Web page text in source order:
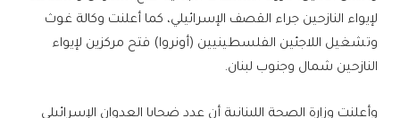
لإيواء النازحين جراء القصف الإسرائيلي، كما أعلنت وكالة غوث
وتشغيل اللاجئين الفلسطينيين (أونروا) فتح مركزين لإيواء
النازحين شمال وجنوب لبنان.
وأعلنت وزارة الصحة اللبنانية أن عدد ضحايا العدوان الإسرائيلي